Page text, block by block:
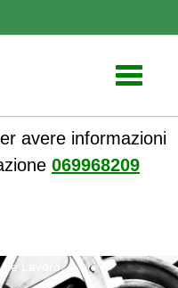
Toggle
avere informazioni
069968209
Lavoro